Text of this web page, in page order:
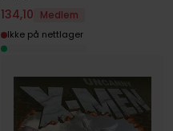
134,10
Medlem
Ikke på nettlager